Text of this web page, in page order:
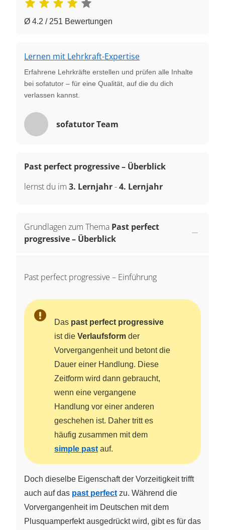
Ø 4.2 / 251 Bewertungen
Lernen mit Lehrkraft-Expertise
Erfahrene Lehrkräfte erstellen und prüfen alle Inhalte
bei sofatutor – für eine Qualität, auf die du dich
verlassen kannst.
sofatutor Team
Past perfect progressive – Überblick
lernst du im 3. Lernjahr-4. Lernjahr
Grundlagen zum Thema Past perfect
progressive – Überblick
Past perfect progressive – Einführung
Das past perfect progressive
ist die Verlaufsform der
Vorvergangenheit und betont die
Dauer einer Handlung. Diese
Zeitform wird dann gebraucht,
wenn eine vergangene
Handlung vor einer anderen
geschehen ist. Daher tritt es
häufig zusammen mit dem
simple past auf.
Doch dieselbe Eigenschaft der Vorzeitigkeit trifft
auch auf das past perfect zu. Während die
Vorvergangenheit im Deutschen mit dem
Plusquamperfekt ausgedrückt wird, gibt es für das